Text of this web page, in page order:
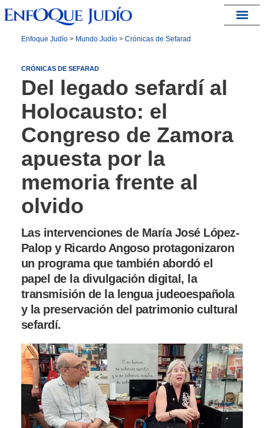
Enfoque Judío> Mundo Judío> Crónicas de Sefarad
CRÓNICAS DE SEFARAD
Del legado sefardí al
Holocausto: el
Congreso de Zamora
apuesta por la
memoria frente al
olvido
Las intervenciones de María José López-
Palop y Ricardo Angoso protagonizaron
un programa que también abordó el
papel de la divulgación digital, la
transmisión de la lengua judeoespañola
y la preservación del patrimonio cultural
sefardí.